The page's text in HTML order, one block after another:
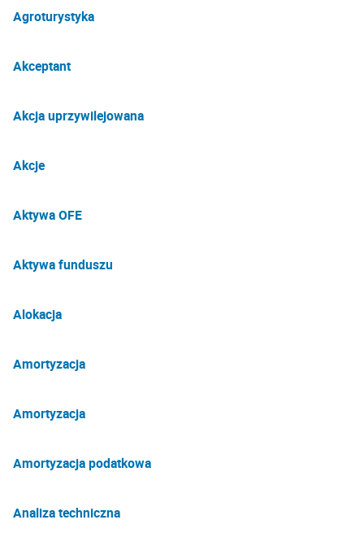
Agroturystyka
Akceptant
Akcja uprzywilejowana
Akcje
Aktywa OFE
Aktywa funduszu
Alokacja
Amortyzacja
Amortyzacja
Amortyzacja podatkowa
Analiza techniczna